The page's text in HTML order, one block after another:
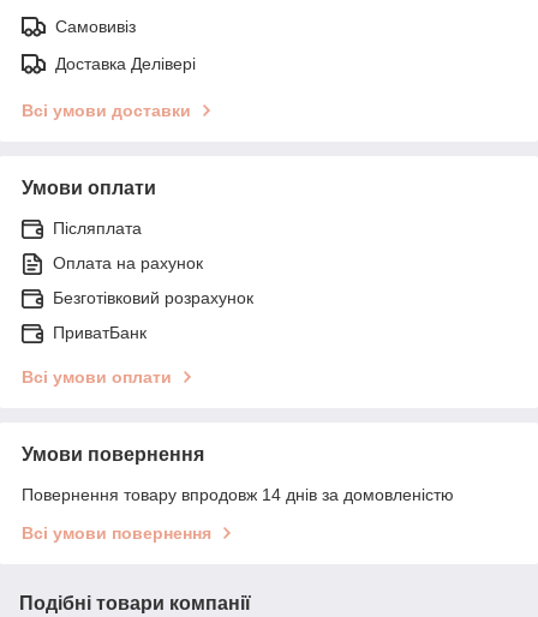
Самовивіз
Доставка Делівері
Всі умови доставки
Умови оплати
Післяплата
Оплата на рахунок
Безготівковий розрахунок
ПриватБанк
Всі умови оплати
Умови повернення
Повернення товару впродовж 14 днів за домовленістю
Всі умови повернення
Подібні товари компанії